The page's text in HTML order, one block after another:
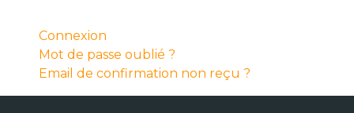
Connexion
Mot de passe oublié ?
Email de confirmation non reçu ?